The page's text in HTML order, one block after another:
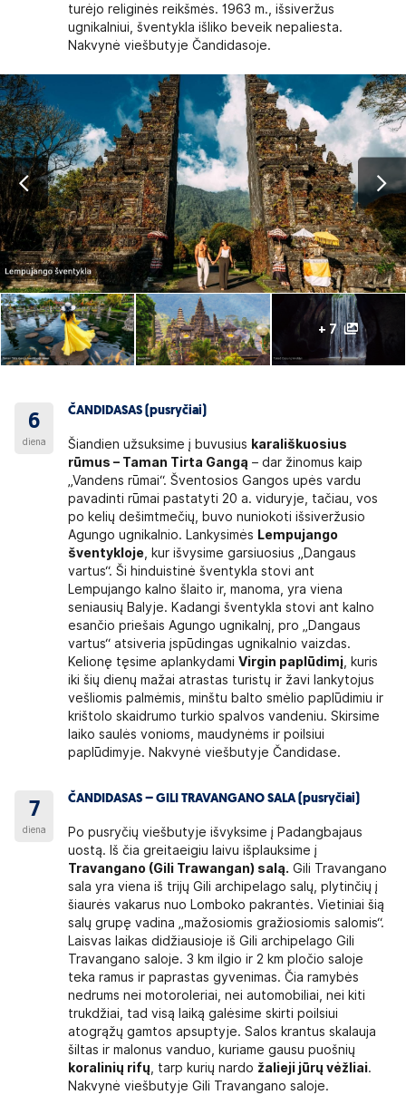
turėjo religinės reikšmės. 1963 m., išsiveržus
ugnikalniui, šventykla išliko beveik nepaliesta.
Nakvynė viešbutyje Čandidasoje.
+ 7
6
diena
ČANDIDASAS (pusryčiai)
Šiandien užsuksime į buvusius karališkuosius
rūmus – Taman Tirta Gangą – dar žinomus kaip
„Vandens rūmai“. Šventosios Gangos upės vardu
pavadinti rūmai pastatyti 20 a. viduryje, tačiau, vos
po kelių dešimtmečių, buvo nuniokoti išsiveržusio
Agungo ugnikalnio. Lankysimės Lempujango
šventykloje , kur išvysime garsiuosius „Dangaus
vartus“. Ši hinduistinė šventykla stovi ant
Lempujango kalno šlaito ir, manoma, yra viena
seniausių Balyje. Kadangi šventykla stovi ant kalno
esančio priešais Agungo ugnikalnį, pro „Dangaus
vartus“ atsiveria įspūdingas ugnikalnio vaizdas.
Kelionę tęsime aplankydamiVirgin paplūdimį , kuris
iki šių dienų mažai atrastas turistų ir žavi lankytojus
vešliomis palmėmis, minštu balto smėlio paplūdimiu ir
krištolo skaidrumo turkio spalvos vandeniu. Skirsime
laiko saulės vonioms, maudynėms ir poilsiui
paplūdimyje. Nakvynė viešbutyje Čandidase.
7
diena
ČANDIDASAS – GILI TRAVANGANO SALA (pusryčiai)
Po pusryčių viešbutyje išvyksime į Padangbajaus
uostą. Iš čia greitaeigiu laivu išplauksime į
Travangano (Gili Trawangan) salą. Gili Travangano
sala yra viena iš trijų Gili archipelago salų, plytinčių į
šiaurės vakarus nuo Lomboko pakrantės. Vietiniai šią
salų grupę vadina „mažosiomis gražiosiomis salomis“.
Laisvas laikas didžiausioje iš Gili archipelago Gili
Travangano saloje. 3 km ilgio ir 2 km pločio saloje
teka ramus ir paprastas gyvenimas. Čia ramybės
nedrums nei motoroleriai, nei automobiliai, nei kiti
trukdžiai, tad visą laiką galėsime skirti poilsiui
atogrąžų gamtos apsuptyje. Salos krantus skalauja
šiltas ir malonus vanduo, kuriame gausu puošnių
koralinių rifų , tarp kurių nardo žalieji jūrų vėžliai.
Nakvynė viešbutyje Gili Travangano saloje.